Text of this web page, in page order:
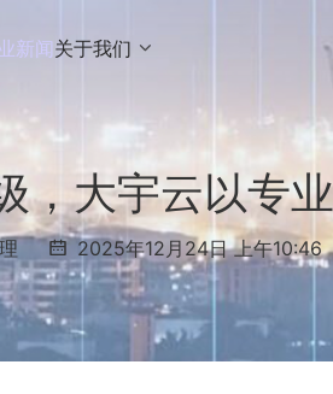
新闻关于我们
，大宇云以专
2025年12月24日 上午10:46